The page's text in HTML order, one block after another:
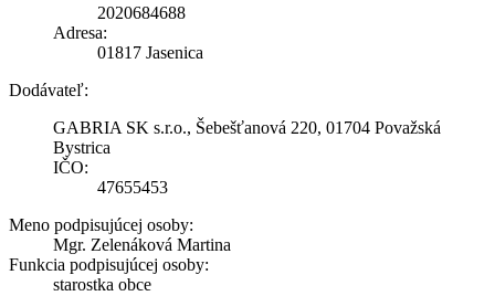
2020684688
Adresa:
01817 Jasenica
Dodávateľ:
GABRIA SK s.r.o., Šebešťanová 220, 01704 Považská
Bystrica
IČO:
47655453
Meno podpisujúcej osoby:
Mgr. Zelenáková Martina
Funkcia podpisujúcej osoby:
starostka obce